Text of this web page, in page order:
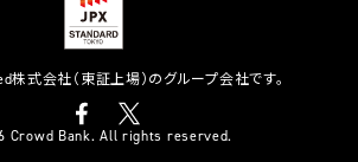
株式会社（東証上場）のグループ会社です。
Crowd Bank. All rights reserved.